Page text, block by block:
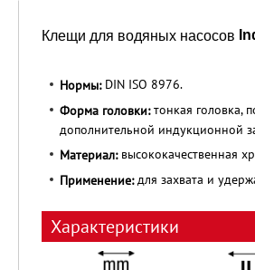
Клещи для водяных насосов
Нормы:DIN ISO 8976.
Форма головки:тонкая головка,
дополнительной индукционной
Материал:высококачественная
Применение:для захвата и
Характеристики